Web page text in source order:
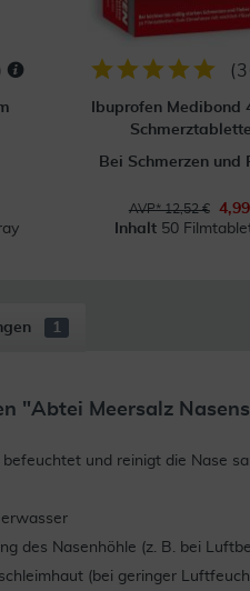
(
Ibuprofen Medibond
Bei Schmerzen und
AVP* 12,52 €
Inhalt 50
1
"Abtei Meersalz
und reinigt die Nase
des Nasenhöhle (z. B. bei
(bei geringer